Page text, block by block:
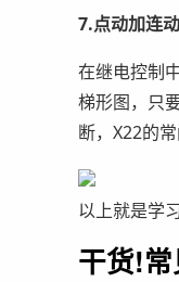
7.点动加连
在继电控制
梯形图，只
断，X22的
以上就是学
干货!常